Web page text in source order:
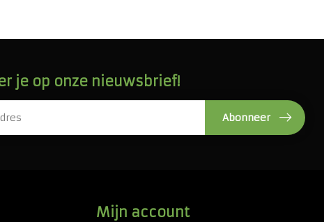
je op onze nieuwsbrief!
Abonneer
Mijn account